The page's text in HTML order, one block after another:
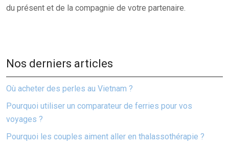
du présent et de la compagnie de votre partenaire.
Nos derniers articles
Où acheter des perles au Vietnam ?
Pourquoi utiliser un comparateur de ferries pour vos
voyages ?
Pourquoi les couples aiment aller en thalassothérapie ?